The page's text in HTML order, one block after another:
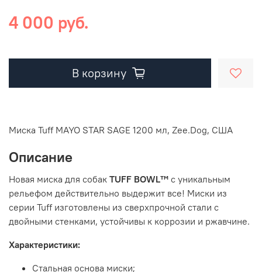
4 000 руб.
В корзину
Миска Tuff MAYO STAR SAGE 1200 мл, Zee.Dog, США
Описание
Новая миска для собак TUFF BOWL™ с уникальным
рельефом действительно выдержит все! Миски из
серии Tuffизготовлены из сверхпрочной стали с
двойными стенками, устойчивы к коррозии и ржавчине.
Характеристики:
Стальная основа миски;